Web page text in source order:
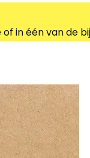
of in één van de